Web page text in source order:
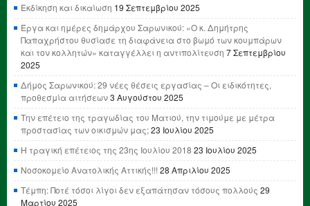
Εκδίκηση και δικαίωση 19 Σεπτεμβρίου 2025
Έργα και ημέρες δημάρχου Σαρωνικού: «Ο κ. Δημήτρης
Παπαχρήστου θυσίασε τη διαφάνεια στο βωμό των κουμπάρων
και τον κολλητών» καταγγέλλει η αντιπολίτευση 7 Σεπτεμβρίου
2025
Δήμος Σαρωνικού: 29 νέες θέσεις εργασίας – Οι ειδικότητες,
προθεσμία αιτήσεων3 Αυγούστου 2025
Την επέτειο της τραγωδίας του Ματιού, την τιμούμε με μέτρα
προστασίας των οικισμών μας;23 Ιουλίου 2025
Η τραγική επέτειος της 23ης Ιουλίου 2018 23 Ιουλίου 2025
Νοσοκομείο Ανατολικής Αττικής!!! 28 Απριλίου 2025
Τέμπη: Ποτέ τόσοι λίγοι δεν εξαπάτησαν τόσους πολλούς 29
Μαρτίου 2025